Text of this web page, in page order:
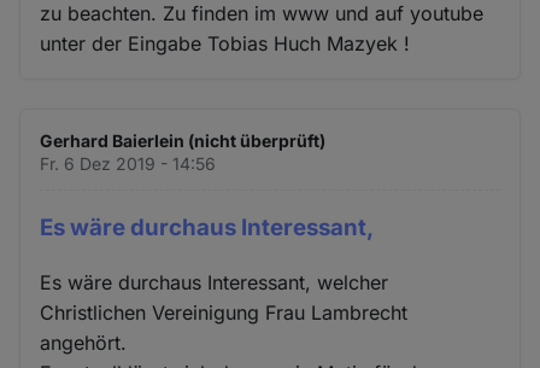
zu beachten. Zu finden im www und auf youtube
unter der Eingabe Tobias Huch Mazyek !
Gerhard Baierlein (nicht überprüft)
Fr. 6 Dez 2019 - 14:56
Es wäre durchaus Interessant,
Es wäre durchaus Interessant, welcher
Christlichen Vereinigung Frau Lambrecht
angehört.